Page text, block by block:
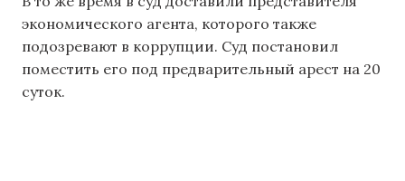
экономического агента, которого также
подозревают в коррупции. Суд постановил
поместить его под предварительный арест на 20
суток.